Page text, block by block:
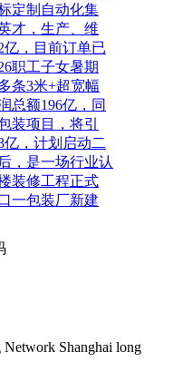
定制自动化集
才，生产、维
，目前订单已
职工子女暑期
条3米+超宽幅
总额196亿，同
装项目，将引
，计划启动二
，是一场行业认
装修工程正式
一包装厂新建
Network Shanghai long